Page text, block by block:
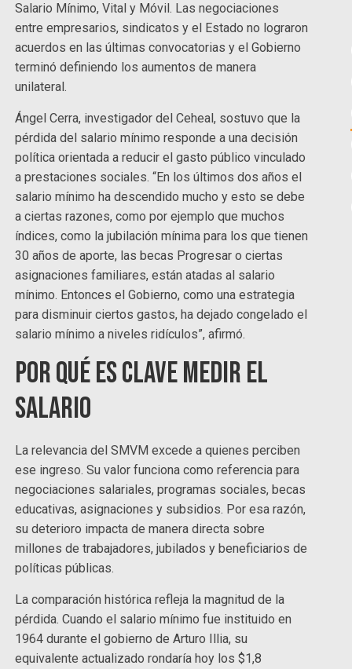
Salario Mínimo, Vital y Móvil. Las negociaciones
entre empresarios, sindicatos y el Estado no lograron
acuerdos en las últimas convocatorias y el Gobierno
terminó definiendo los aumentos de manera
unilateral.
Ángel Cerra, investigador del Ceheal, sostuvo que la
pérdida del salario mínimo responde a una decisión
política orientada a reducir el gasto público vinculado
a prestaciones sociales. “En los últimos dos años el
salario mínimo ha descendido mucho y esto se debe
a ciertas razones, como por ejemplo que muchos
índices, como la jubilación mínima para los que tienen
30 años de aporte, las becas Progresar o ciertas
asignaciones familiares, están atadas al salario
mínimo. Entonces el Gobierno, como una estrategia
para disminuir ciertos gastos, ha dejado congelado el
salario mínimo a niveles ridículos”, afirmó.
Por qué es clave medir el
salario
La relevancia del SMVM excede a quienes perciben
ese ingreso. Su valor funciona como referencia para
negociaciones salariales, programas sociales, becas
educativas, asignaciones y subsidios. Por esa razón,
su deterioro impacta de manera directa sobre
millones de trabajadores, jubilados y beneficiarios de
políticas públicas.
La comparación histórica refleja la magnitud de la
pérdida. Cuando el salario mínimo fue instituido en
1964 durante el gobierno de Arturo Illia, su
equivalente actualizado rondaría hoy los $1,8